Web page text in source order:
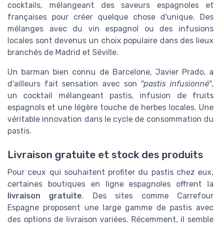
cocktails, mélangeant des saveurs espagnoles et
françaises pour créer quelque chose d'unique. Des
mélanges avec du vin espagnol ou des infusions
locales sont devenus un choix populaire dans des lieux
branchés de Madrid et Séville.
Un barman bien connu de Barcelone, Javier Prado, a
d'ailleurs fait sensation avec son "pastis infusionné",
un cocktail mélangeant pastis, infusion de fruits
espagnols et une légère touche de herbes locales. Une
véritable innovation dans le cycle de consommation du
pastis.
Livraison gratuite et stock des produits
Pour ceux qui souhaitent profiter du pastis chez eux,
certaines boutiques en ligne espagnoles offrent la
livraison gratuite. Des sites comme Carrefour
Espagne proposent une large gamme de pastis avec
des options de livraison variées. Récemment, il semble